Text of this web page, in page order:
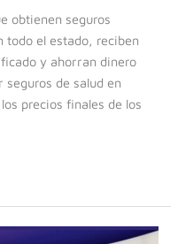
obtienen seguros
todo el estado, reciben
y ahorran dinero
seguros de salud en
precios finales de los